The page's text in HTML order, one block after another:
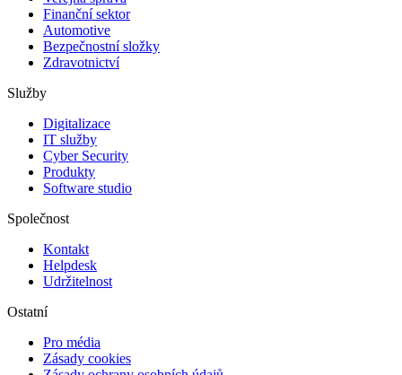
Finanční sektor
Automotive
Bezpečnostní složky
Zdravotnictví
Služby
Digitalizace
IT služby
Cyber Security
Produkty
Software studio
Společnost
Kontakt
Helpdesk
Udržitelnost
Ostatní
Pro média
Zásady cookies